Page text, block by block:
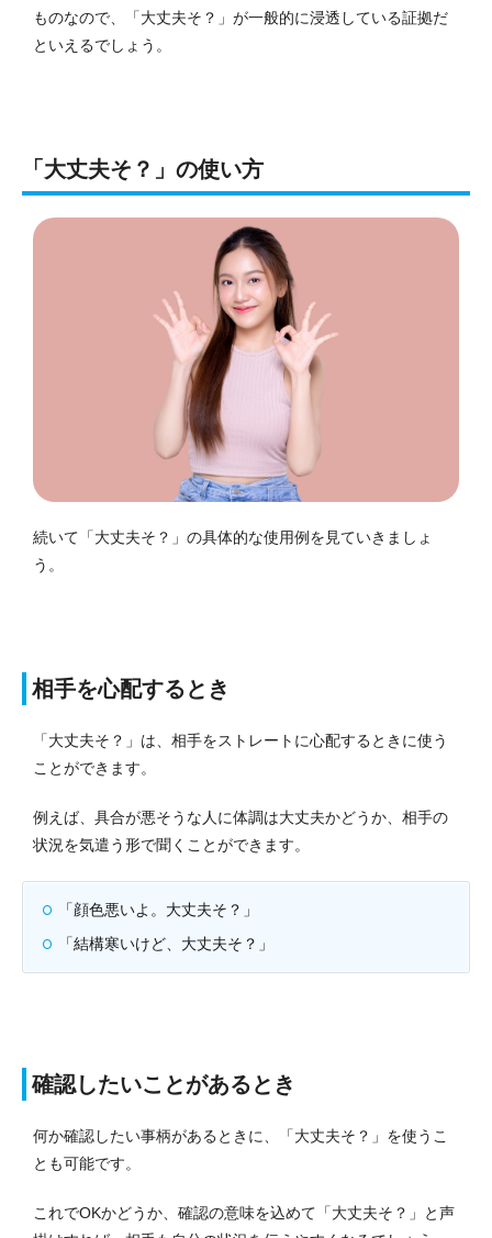
ものなので、「大丈夫そ？」が一般的に浸透している証拠だ
といえるでしょう。
「大丈夫そ？」の使い方
続いて「大丈夫そ？」の具体的な使用例を見ていきましょ
う。
相手を心配するとき
「大丈夫そ？」は、相手をストレートに心配するときに使う
ことができます。
例えば、具合が悪そうな人に体調は大丈夫かどうか、相手の
状況を気遣う形で聞くことができます。
「顔色悪いよ。大丈夫そ？」
「結構寒いけど、大丈夫そ？」
確認したいことがあるとき
何か確認したい事柄があるときに、「大丈夫そ？」を使うこ
とも可能です。
これでOKかどうか、確認の意味を込めて「大丈夫そ？」と声